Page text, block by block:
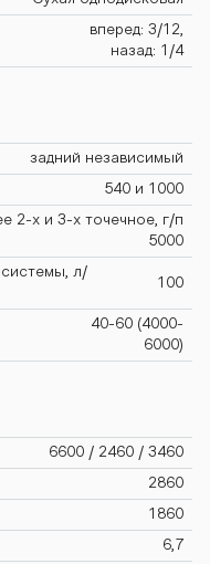
254К
BTZ-
254К
BTZ-
254К
вперед: 3/12,
назад: 1/4
задний независимый
540 и 1000
2-х и 3-х точечное, г/п
5000
л/
100
40-60 (4000-
6000)
6600 / 2460 / 3460
2860
1860
6,7